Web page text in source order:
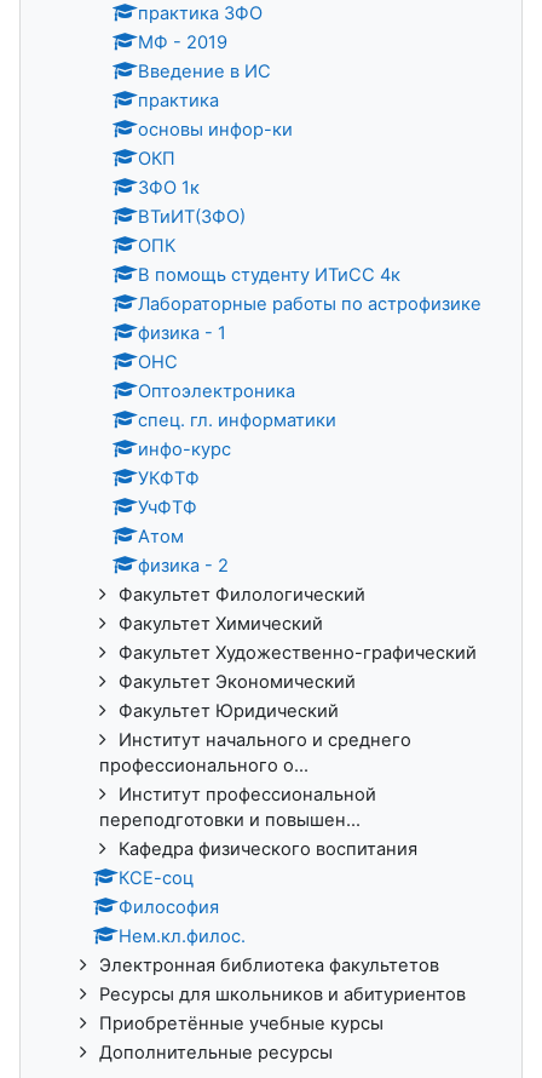
практика ЗФО
МФ - 2019
Введение в ИС
практика
основы инфор-ки
ОКП
ЗФО 1к
ВТиИТ(ЗФО)
ОПК
В помощь студенту ИТиСС 4к
Лабораторные работы по астрофизике
физика - 1
ОНС
Оптоэлектроника
спец. гл. информатики
инфо-курс
УКФТФ
УчФТФ
Атом
физика - 2
Факультет Филологический
Факультет Химический
Факультет Художественно-графический
Факультет Экономический
Факультет Юридический
Институт начального и среднего
профессионального о...
Институт профессиональной
переподготовки и повышен...
Кафедра физического воспитания
КСЕ-соц
Философия
Нем.кл.филос.
Электронная библиотека факультетов
Ресурсы для школьников и абитуриентов
Приобретённые учебные курсы
Дополнительные ресурсы